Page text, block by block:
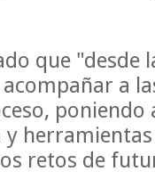
que "desde
a
poniendo
retos de